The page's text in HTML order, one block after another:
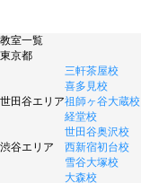
教室一覧
東京都
世田谷エリア
三軒茶屋校
喜多見校
祖師ヶ谷大蔵校
経堂校
世田谷奥沢校
渋谷エリア
西新宿初台校
雪谷大塚校
大森校